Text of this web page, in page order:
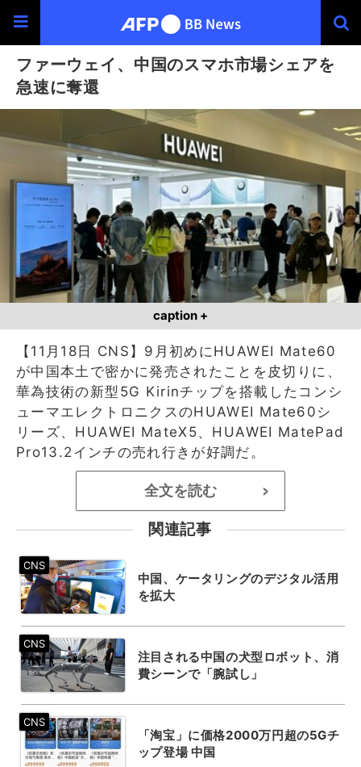
ファーウェイ、中国のスマホ市場シェアを
急速に奪還
caption +
【11月18日 CNS】9月初めにHUAWEI Mate60
が中国本土で密かに発売されたことを皮切りに、
華為技術の新型5G Kirinチップを搭載したコンシ
ューマエレクトロニクスのHUAWEI Mate60シ
リーズ、HUAWEI MateX5、HUAWEI MatePad
Pro13.2インチの売れ行きが好調だ。
全文を読む >
関連記事
中国、ケータリングのデジタル活用
を拡大
注目される中国の犬型ロボット、消
費シーンで「腕試し」
「淘宝」に価格2000万円超の5Gチ
ップ登場 中国